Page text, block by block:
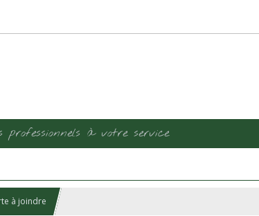
professionnels à votre service
à joindre